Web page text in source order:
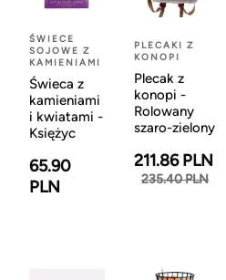
ŚWIECE
SOJOWE Z
KAMIENIAMI
Świeca z
kamieniami
i kwiatami -
Księżyc
65.90
PLN
PLECAKI Z
KONOPI
Plecak z
konopi -
Rolowany
szaro-zielony
211.86 PLN
235.40 PLN